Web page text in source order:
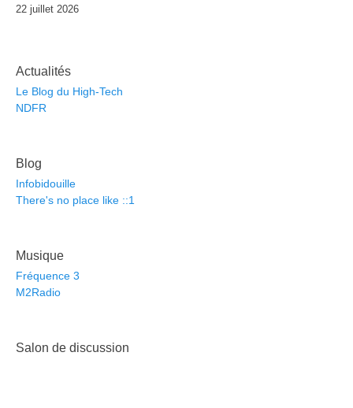
22 juillet 2026
Actualités
Le Blog du High-Tech
NDFR
Blog
Infobidouille
There's no place like ::1
Musique
Fréquence 3
M2Radio
Salon de discussion